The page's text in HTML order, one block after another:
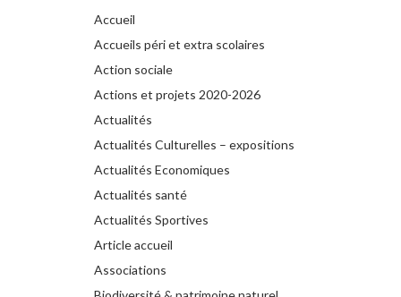
Accueil
Accueils péri et extra scolaires
Action sociale
Actions et projets 2020-2026
Actualités
Actualités Culturelles – expositions
Actualités Economiques
Actualités santé
Actualités Sportives
Article accueil
Associations